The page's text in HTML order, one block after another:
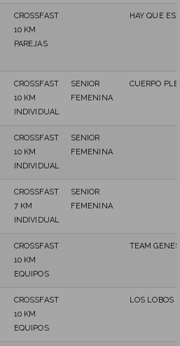
CROSSFAST
10 KM
PAREJAS
HAY QUE
CROSSFAST
10 KM
INDIVIDUAL
SENIOR
FEMENINA
CUERPO
CROSSFAST
10 KM
INDIVIDUAL
SENIOR
FEMENINA
CROSSFAST
7 KM
INDIVIDUAL
SENIOR
FEMENINA
CROSSFAST
10 KM
EQUIPOS
TEAM
CROSSFAST
10 KM
EQUIPOS
LOS LOBOS